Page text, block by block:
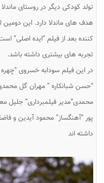
تولد کودکى دیگر در روستای
هدف های ماندلا دارد. این
کننده بعد از فیلم “ایده اصلی”
تجربه های بیشتری داشته باشد.
در این فیلم سودابه خسروی
“حسن شبانکاره ” مهران گل
محمدی”مدیر فیلمبرداری” جلیل
پور “آهنگساز” محمود آیدین و
داشته اند